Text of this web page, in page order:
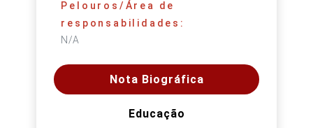
Pelouros/Área de
responsabilidades:
N/A
Nota Biográfica
Educação